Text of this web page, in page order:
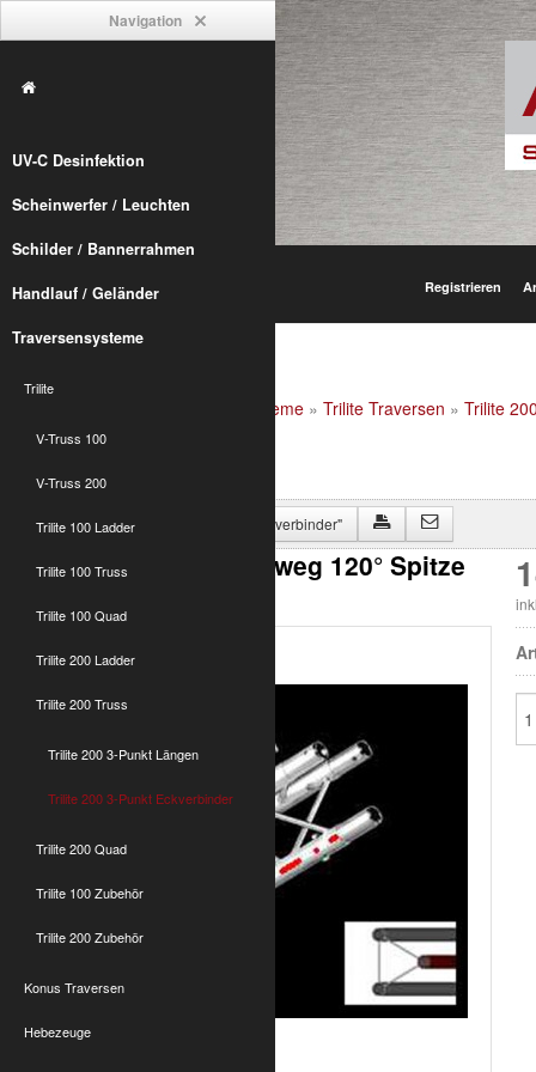
Navigation
UV-C Desinfektion
Scheinwerfer / Leuchten
Schilder / Bannerrahmen
Handlauf / Geländer
Traversensysteme
Trilite
V-Truss 100
V-Truss 200
Trilite 100 Ladder
Trilite 100 Truss
Trilite 100 Quad
Trilite 200 Ladder
Trilite 200 Truss
Trilite 200 3-Punkt Längen
Trilite 200 3-Punkt Eckverbinder
Trilite 200 Quad
Trilite 100 Zubehör
Trilite 200 Zubehör
Konus Traversen
Hebezeuge
Registrieren
Traversensysteme » Trilite Traversen » Trilite
innen
Zurück zu "Trilite 200 3-Punkt Eckverbinder"
T200 3-Punkt Ecke 2-weg 120° Spitze